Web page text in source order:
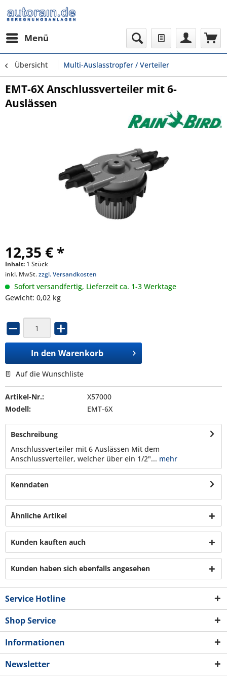
Menü
Übersicht Multi-Auslasstropfer / Verteiler
EMT-6X Anschlussverteiler mit 6-
Auslässen
12,35 € *
Inhalt: 1 Stück
inkl. MwSt.zzgl. Versandkosten
Sofort versandfertig, Lieferzeit ca. 1-3 Werktage
Gewicht: 0,02 kg
In den Warenkorb
Auf die Wunschliste
Artikel-Nr.:
X57000
Modell:
EMT-6X
Beschreibung
Anschlussverteiler mit 6 Auslässen Mit dem
Anschlussverteiler, welcher über ein 1/2"... mehr
Kenndaten
Ähnliche Artikel
Kunden kauften auch
Kunden haben sich ebenfalls angesehen
Service Hotline
Shop Service
Informationen
Newsletter